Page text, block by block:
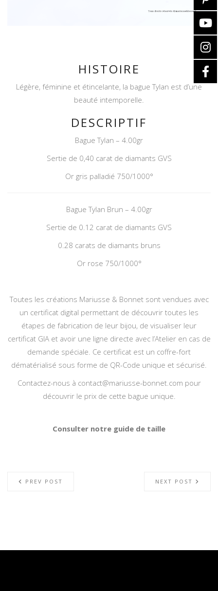
HISTOIRE
Légère, féminine et étincelante, la bague Tylan est d’une
beauté intemporelle.
DESCRIPTIF
Bague Tylan – 4.00gr
Sertie de 0,40 carat de diamants GVS
Or gris palladié 750/1000°
Bague Tylan Brun – 4.00gr
Sertie de 0.12 carat de diamants GVS
0.28 carats de diamants bruns
Or rose 750/1000°
Toutes les créations Mariusse & Bonnet sont vendues avec
un certificat digital permettant de découvrir toutes les
étapes de fabrication de leur bijou, de visualiser leur
certificat GIA et avoir une ligne directe avec l’Atelier en cas de
demande spéciale. Ce certificat est un coffre-fort
dématérialisé sous forme de QR-Code unique et sécurisé.
Contactez-nous à contact@mariusse-bonnet.com pour
découvrir le prix de cette bague unique.
Consulter notre guide de taille
PREV POST NEXT POST